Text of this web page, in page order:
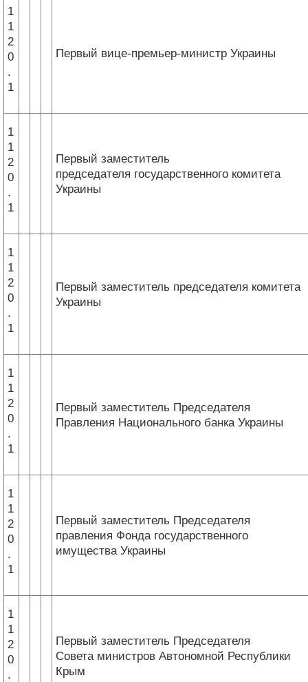
1
1
2
0
.
1
Первый вице-премьер-министр Украины
1
1
2
0
.
1
Первый заместитель
председателя государственного комитета
Украины
1
1
2
0
.
1
Первый заместитель председателя комитета
Украины
1
1
2
0
.
1
Первый заместитель Председателя
Правления Национального банка Украины
1
1
2
0
.
1
Первый заместитель Председателя
правления Фонда государственного
имущества Украины
1
1
2
0
.
Первый заместитель Председателя
Совета министров Автономной Республики
Крым